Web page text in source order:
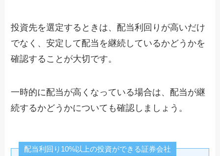
投資先を選定するときは、配当利回りが高いだけ
でなく、安定して配当を継続しているかどうかを
確認することが大切です。
一時的に配当が高くなっている場合は、配当が継
続するかどうかについても確認しましょう。
配当利回り10%以上の投資ができる証券会社